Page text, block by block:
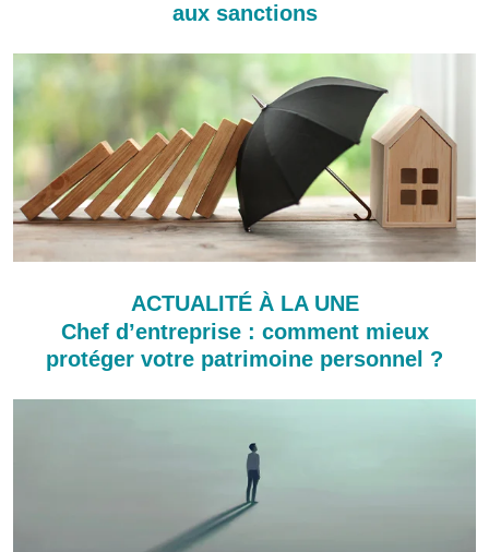
aux sanctions
ACTUALITÉ À LA UNE
Chef d’entreprise : comment mieux
protéger votre patrimoine personnel ?